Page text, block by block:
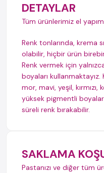
DETAYLAR
Tüm ürünlerimiz el
Renk tonlarında, krema
olabilir, hiçbir ürün
Renk vermek için
boyaları
mor, mavi, yeşil,
yüksek pigmentli boyalar
süreli renk bırakabilir.
SAKLAMA
Pastanızı ve diğer tüm